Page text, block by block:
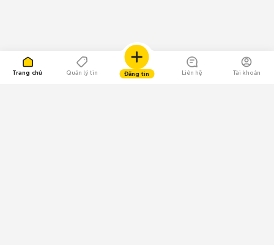
Trang chủ Quản lý tin Đăng tin Liên hệ Tài khoản